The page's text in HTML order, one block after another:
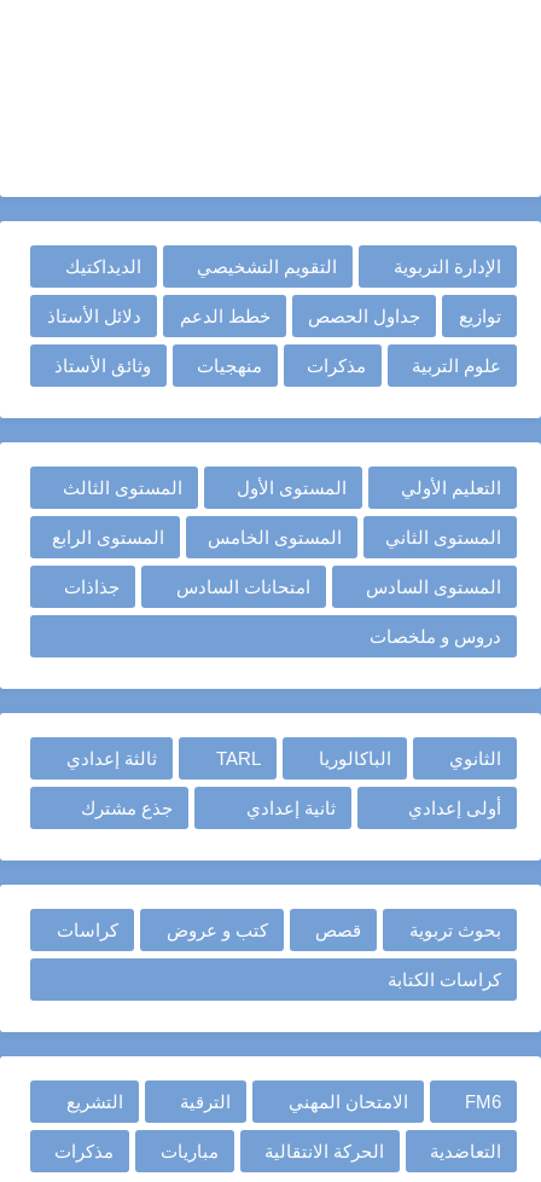
الإدارة التربوية التقويم التشخيصي الديداكتيك
توازيع جداول الحصص خطط الدعم دلائل الأستاذ
علوم التربية مذكرات منهجيات وثائق الأستاذ
التعليم الأولي المستوى الأول المستوى الثالث
المستوى الثاني المستوى الخامس المستوى الرابع
المستوى السادس امتحانات السادس جذاذات
دروس و ملخصات
الثانوي الباكالوريا TARL ثالثة إعدادي
أولى إعدادي ثانية إعدادي جذع مشترك
بحوث تربوية قصص كتب و عروض كراسات
كراسات الكتابة
FM6 الامتحان المهني الترقية التشريع
التعاضدية الحركة الانتقالية مباريات مذكرات